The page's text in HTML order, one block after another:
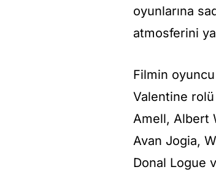
oyunlarına
atmosferini
Filmin
Valentine
Amell, Albert
Avan Jogia,
Donal Logue